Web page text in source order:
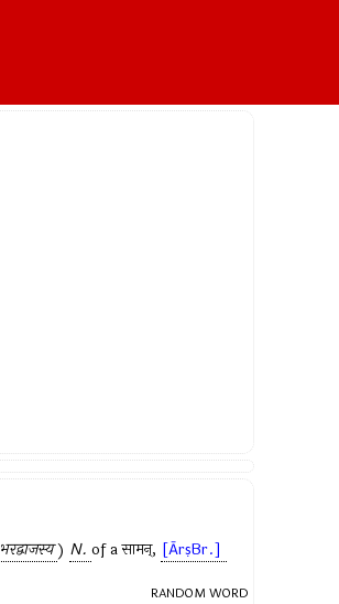
भरद्वाजस्य) N. of aसामन्, [ĀrṣBr.]
RANDOM WORD